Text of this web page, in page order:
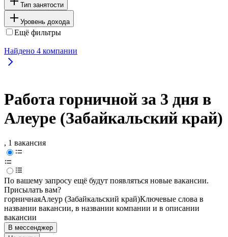
Тип занятости
Уровень дохода
Ещё фильтры
Найдено 4 компании
Работа горничной за 3 дня в
Алеуре (Забайкальский край)
, 1 вакансия
По вашему запросу ещё будут появляться новые вакансии.
Присылать вам?
горничнаяАлеур (Забайкальский край)Ключевые слова в
названии вакансии, в названии компании и в описании
вакансии
В мессенджер